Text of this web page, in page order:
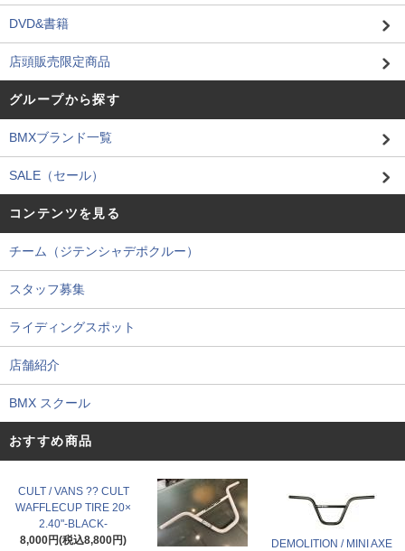
DVD&書籍
店頭販売限定商品
グループから探す
BMXブランド一覧
SALE（セール）
コンテンツを見る
チーム（ジテンシャデポクルー）
スタッフ募集
ライディングスポット
店舗紹介
BMX スクール
おすすめ商品
CULT / VANS ?? CULT
WAFFLECUP TIRE 20×
2.40"-BLACK-
8,000円(税込8,800円)
DEMOLITION / MINI AXE